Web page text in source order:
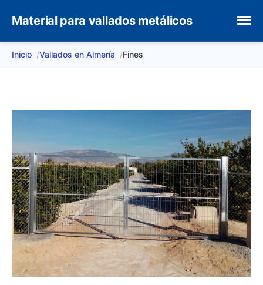
Material para vallados metálicos
Inicio Vallados en Almería Fines